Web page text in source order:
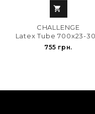

CHALLENGE
Latex Tube 700x23-
755 грн.